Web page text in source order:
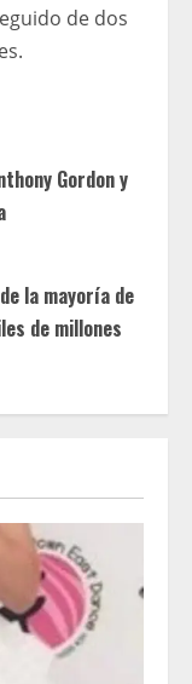
de dos
Gordon y
la mayoría de
de millones